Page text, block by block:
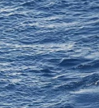
Διδ.Παν.Αθηνών
Διπλωματούχος Ευρ.Ακαδημίας
Πάρνηθας 95-97 Αχαρναί
2102467085 & 6938502258
email- elenboumpa@gmail.com